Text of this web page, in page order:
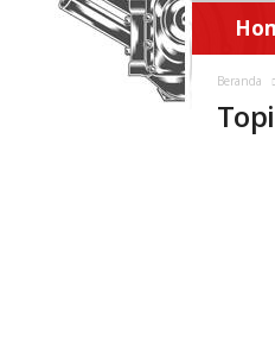
u
Beranda